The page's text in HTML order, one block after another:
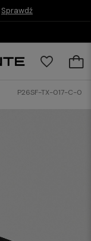
Sprawdź
P26SF-TX-017-C-0